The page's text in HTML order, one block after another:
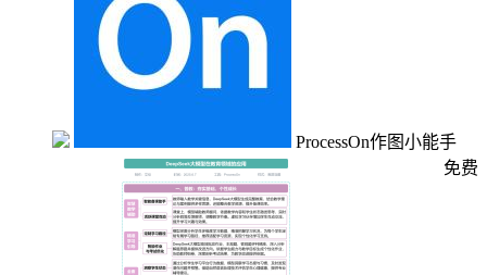
ProcessOn作图小能手
免费